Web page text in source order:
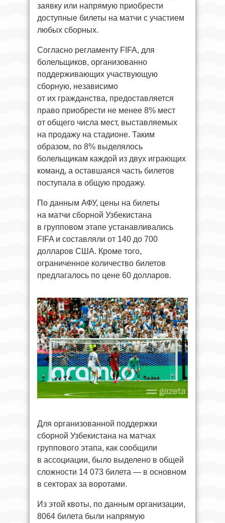
заявку или напрямую приобрести
доступные билеты на матчи с участием
любых сборных.
Согласно регламенту FIFA, для
болельщиков, организованно
поддерживающих участвующую
сборную, независимо
от их гражданства, предоставляется
право приобрести не менее 8% мест
от общего числа мест, выставляемых
на продажу на стадионе. Таким
образом, по 8% выделялось
болельщикам каждой из двух играющих
команд, а оставшаяся часть билетов
поступала в общую продажу.
По данным АФУ, цены на билеты
на матчи сборной Узбекистана
в групповом этапе устанавливались
FIFA и составляли от 140 до 700
долларов США. Кроме того,
ограниченное количество билетов
предлагалось по цене 60 долларов.
Для организованной поддержки
сборной Узбекистана на матчах
группового этапа, как сообщили
в ассоциации, было выделено в общей
сложности 14 073 билета — в основном
в секторах за воротами.
Из этой квоты, по данным организации,
8064 билета были напрямую